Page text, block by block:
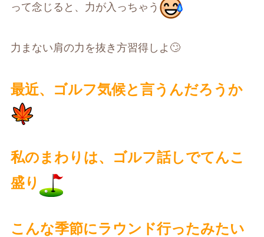
って念じると、力が入っちゃう
力まない肩の力を抜き方習得しよ 🙄
最近、ゴルフ気候と言うんだろうか
私のまわりは、ゴルフ話しでてんこ
盛り
こんな季節にラウンド行ったみたい